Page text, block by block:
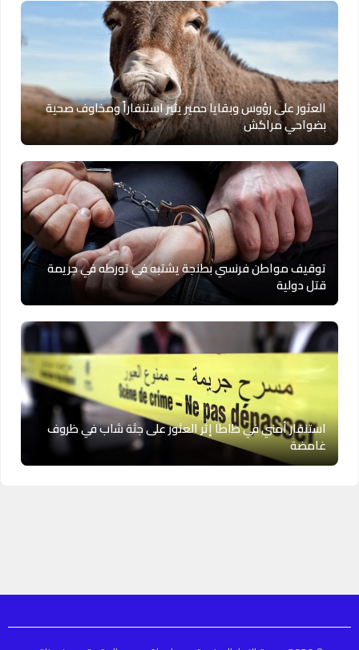
العثور على رؤوس وبقايا حمير يثير استنفاراً ومخاوف صحية
بضواحي مراكش
توقيف مواطن فرنسي بطنجة يشتبه في تورطه في جريمة
قتل دولية
استنفار أمني في طاطا إثر العثور على جثة شاب في ظروف
غامضة